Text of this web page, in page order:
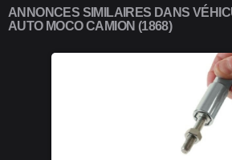
ANNONCES SIMILAIRES DANS
AUTO MOCO CAMION (1868)